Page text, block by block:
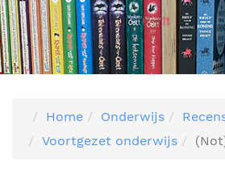
Home Onderwijs
Voortgezet onderwijs